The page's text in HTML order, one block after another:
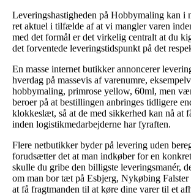
Leveringshastigheden på Hobbymaling kan
ret aktuel i tilfælde af at vi mangler varen
med det formål er det virkelig centralt at du
det forventede leveringstidspunkt på det
En masse internet butikker annoncerer
hverdag på massevis af varenumre,
hobbymaling, primrose yellow, 60ml, men
beroer på at bestillingen anbringes tidligere
klokkeslæt, så at de med sikkerhed kan nå at
inden logistikmedarbejderne har fyraften.
Flere netbutikker byder på levering uden
forudsætter det at man indkøber for en
skulle du gribe den billigste leveringsmanér,
om man bor tæt på Esbjerg, Nykøbing
at få fragtmanden til at køre dine varer til et